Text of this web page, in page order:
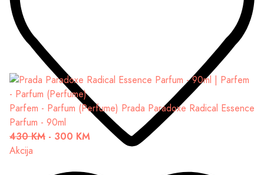
Parfem - Parfum (Perfume) Prada Paradoxe Radical Essence
Parfum - 90ml
430 KM - 300 KM
Akcija